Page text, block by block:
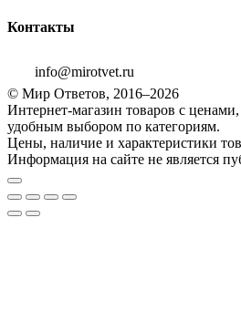
Контакты
info@mirotvet.ru
© Мир Ответов, 2016–2026
Интернет-магазин товаров с
удобным выбором по категориям.
Цены, наличие и характеристики
Информация на сайте не является